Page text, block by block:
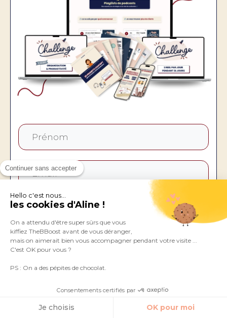
Continuer sans accepter
Hello c'est nous...
les cookies d'Aline !
On a attendu d'être super sûrs que vous
kiffiez TheBBoost avant de vous déranger,
mais on aimerait bien vous accompagner pendant votre visite ...
C'est OK pour vous ?
PS : On a des pépites de chocolat.
Consentements certifiés par
Je choisis OK pour moi
C'est parti !
J'accepte de recevoir les emails de TheBBoost